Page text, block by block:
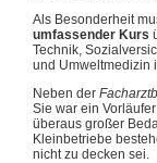
Als Besonderheit
umfassender Kurs
Technik,
und Umweltmedizin
Neben der
Sie war ein
überaus großer
Kleinbetriebe
nicht zu decken sei.